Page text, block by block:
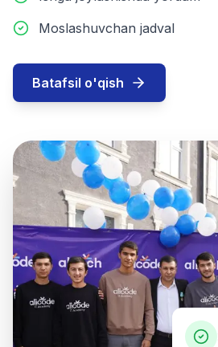
Moslashuvchan jadval
Batafsil o'qish